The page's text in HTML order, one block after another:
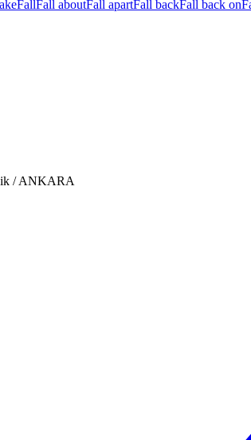
FallFall aboutFall apartFall backFall back on
/ ANKARA